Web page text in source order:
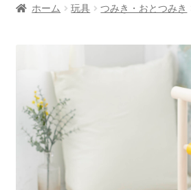
キ
プ
取扱店舗
お問い合わせ
ホーム 玩具 つみき・おとつみき